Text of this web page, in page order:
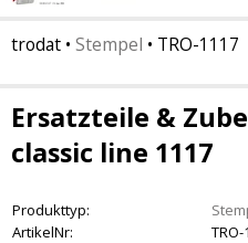
trodat • Stempel • TRO-1117
Ersatzteile &
classic line 1117
Produkttyp:
ArtikelNr: